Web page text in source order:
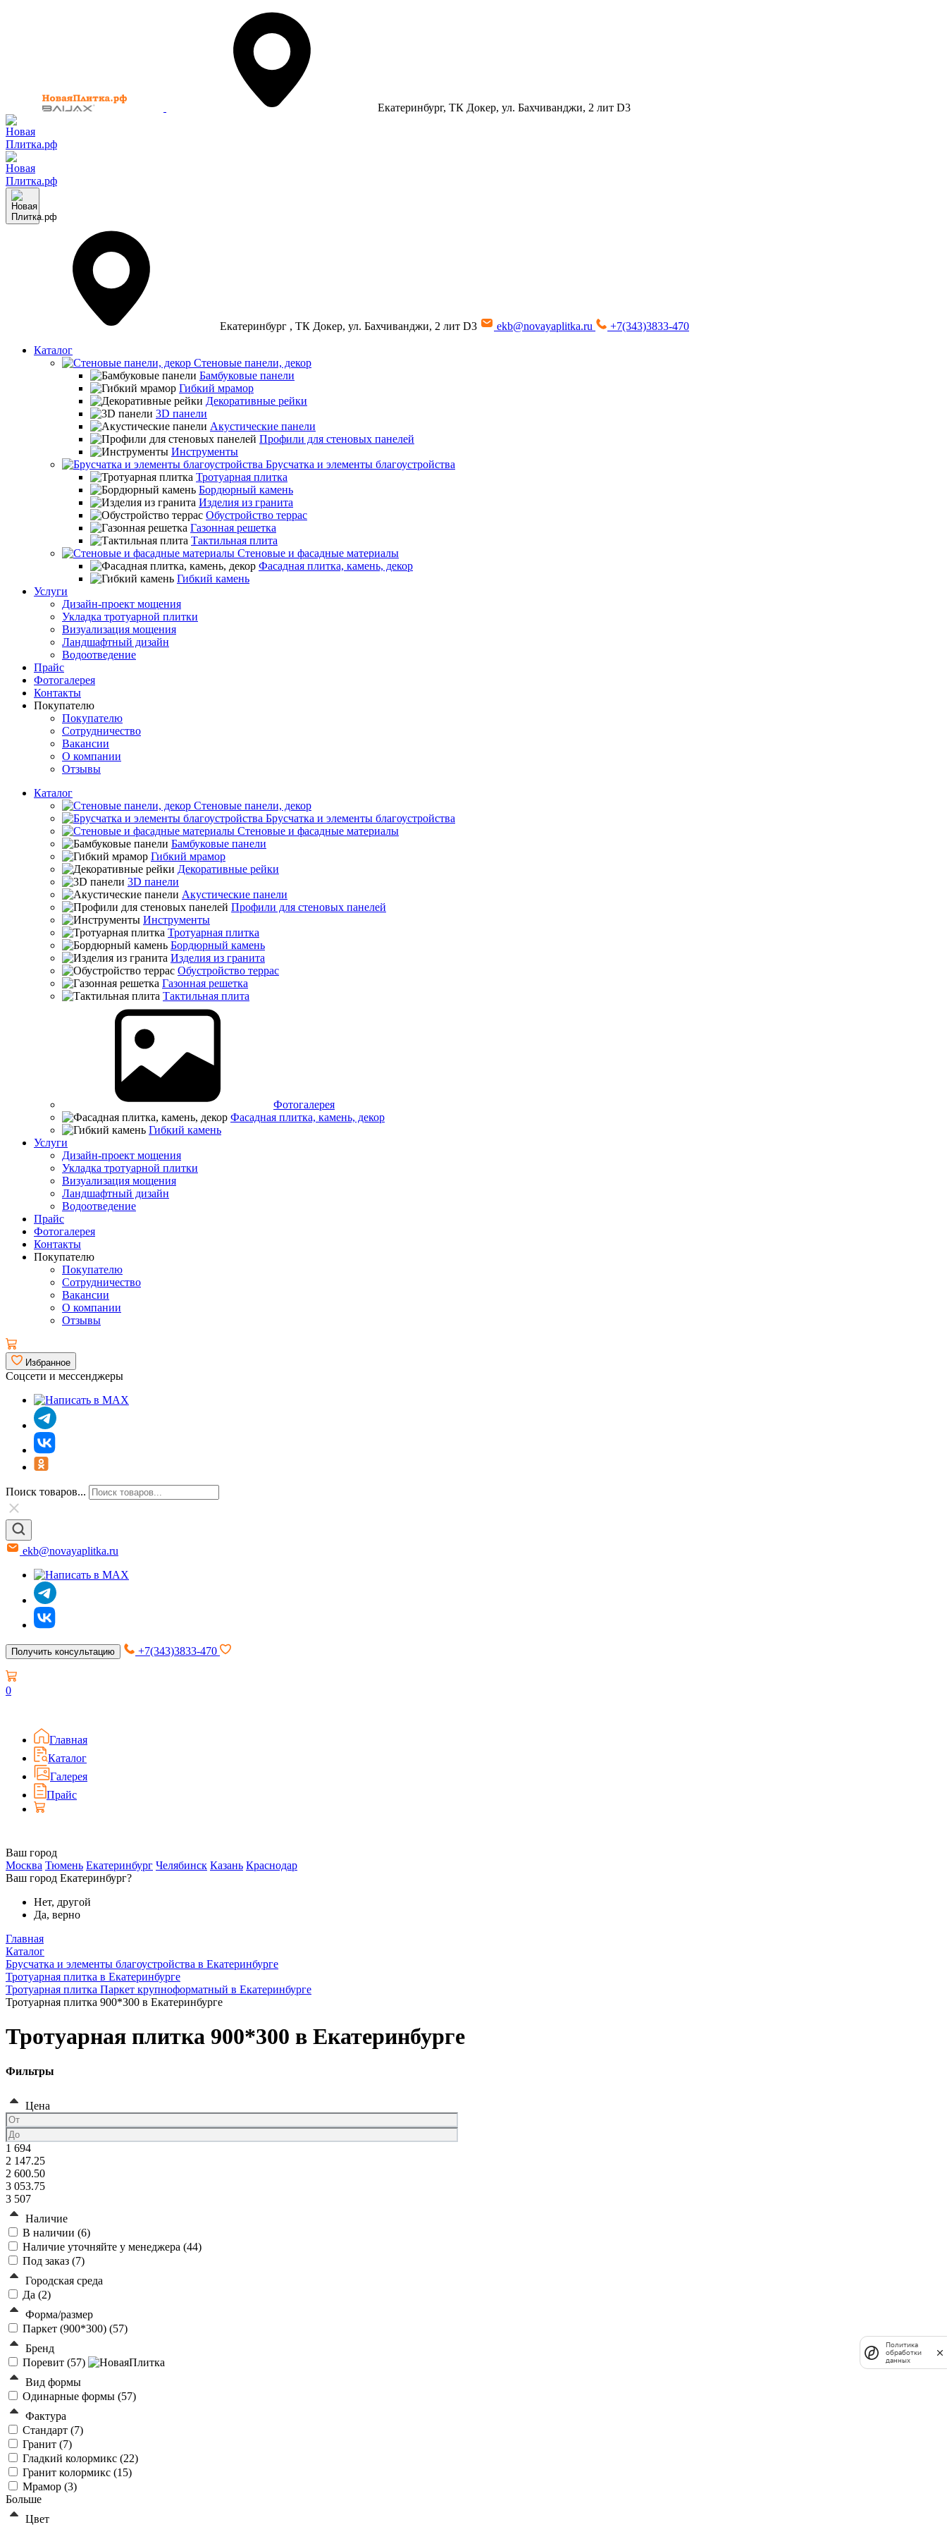
Екатеринбург, ТК Докер, ул. Бахчиванджи, 2 лит D3
Екатеринбург , ТК Докер, ул. Бахчиванджи, 2 лит D3 ekb@novayaplitka.ru
+7(343)3833-470
Каталог
Стеновые панели, декор
Бамбуковые панели
Гибкий мрамор
Декоративные рейки
3D панели
Акустические панели
Профили для стеновых панелей
Инструменты
Брусчатка и элементы благоустройства
Тротуарная плитка
Бордюрный камень
Изделия из гранита
Обустройство террас
Газонная решетка
Тактильная плита
Стеновые и фасадные материалы
Фасадная плитка, камень, декор
Гибкий камень
Услуги
Дизайн-проект мощения
Укладка тротуарной плитки
Визуализация мощения
Ландшафтный дизайн
Водоотведение
Прайс
Фотогалерея
Контакты
Покупателю
Покупателю
Сотрудничество
Вакансии
О компании
Отзывы
Каталог
Стеновые панели, декор
Брусчатка и элементы благоустройства
Стеновые и фасадные материалы
Бамбуковые панели
Гибкий мрамор
Декоративные рейки
3D панели
Акустические панели
Профили для стеновых панелей
Инструменты
Тротуарная плитка
Бордюрный камень
Изделия из гранита
Обустройство террас
Газонная решетка
Тактильная плита
Фотогалерея
Фасадная плитка, камень, декор
Гибкий камень
Услуги
Дизайн-проект мощения
Укладка тротуарной плитки
Визуализация мощения
Ландшафтный дизайн
Водоотведение
Прайс
Фотогалерея
Контакты
Покупателю
Покупателю
Сотрудничество
Вакансии
О компании
Отзывы
Избранное
Соцсети и мессенджеры
Поиск товаров...
ekb@novayaplitka.ru
Получить консультацию +7(343)3833-470
0
Главная
Каталог
Галерея
Прайс
Ваш город
Москва Тюмень Екатеринбург Челябинск Казань Краснодар
Ваш город Екатеринбург?
Нет, другой
Да, верно
Главная
Каталог
Брусчатка и элементы благоустройства в Екатеринбурге
Тротуарная плитка в Екатеринбурге
Тротуарная плитка Паркет крупноформатный в Екатеринбурге
Тротуарная плитка 900*300 в Екатеринбурге
Тротуарная плитка 900*300 в Екатеринбурге
Фильтры
Цена
1 694
2 147.25
2 600.50
3 053.75
3 507
Наличие
В наличии (6)
Наличие уточняйте у менеджера (44)
Под заказ (7)
Городская среда
Да (2)
Форма/размер
Паркет (900*300) (57)
Бренд
Поревит (57)
Вид формы
Одинарные формы (57)
Фактура
Стандарт (7)
Гранит (7)
Гладкий колормикс (22)
Гранит колормикс (15)
Мрамор (3)
Больше
Цвет
Политика
обработки
данных